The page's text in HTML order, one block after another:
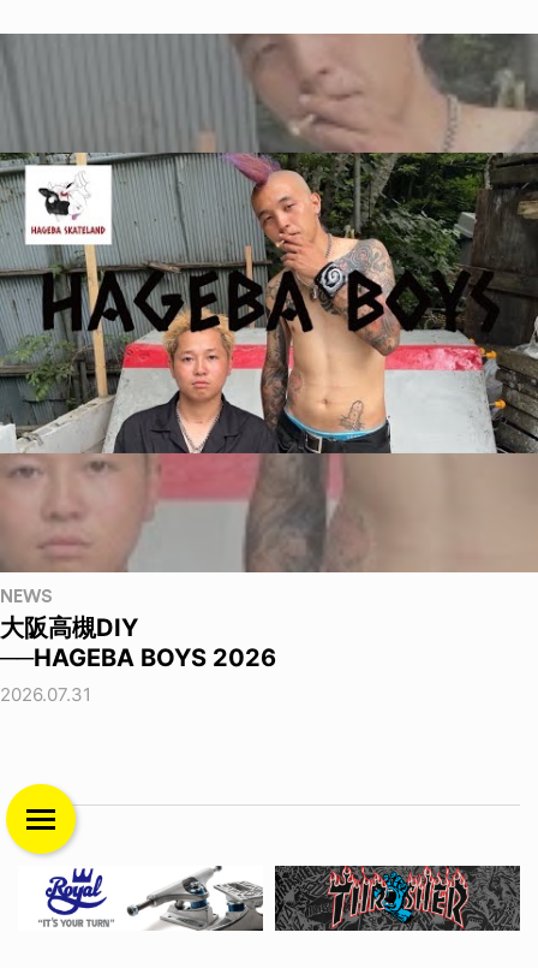
NEWS
大阪高槻DIY
──HAGEBA BOYS 2026
2026.07.31